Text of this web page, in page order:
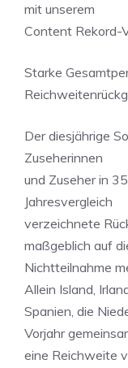
mit unserem
Content Rekord-
Starke
Der diesjährige
Zuseherinnen
und Zuseher in
Jahresvergleich
verzeichnete
maßgeblich auf
Nichtteilnahme
Allein Island,
Spanien, die
Vorjahr
eine Reichweite